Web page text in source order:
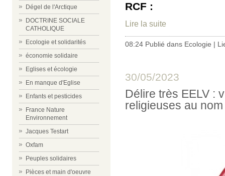
Dégel de l'Arctique
DOCTRINE SOCIALE
CATHOLIQUE
Ecologie et solidarités
économie solidaire
Eglises et écologie
En manque d'Eglise
Enfants et pesticides
France Nature
Environnement
Jacques Testart
Oxfam
Peuples solidaires
Pièces et main d'oeuvre
RCF :
Lire la suite
08:24 Publié dans Ecologie |
30/05/2023
Délire très EELV :
religieuses au